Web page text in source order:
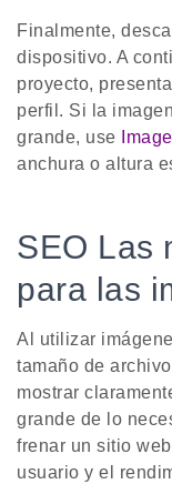
Finalmente,
dispositivo. A
proyecto,
perfil. Si la
grande, use
anchura o altura
SEO Las
para las
Al utilizar
tamaño de
mostrar
grande de lo
frenar un sitio
usuario y el